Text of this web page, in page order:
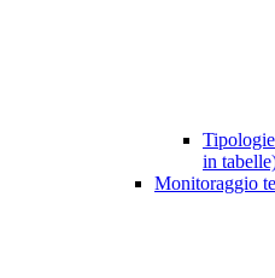
in
Monitoraggio